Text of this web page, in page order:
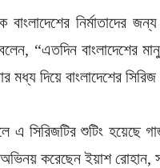
বলেন, “এতদিন
মধ্য দিয়ে বাংলাদেশের
এ সিরিজটির শুটিং হয়েছে
করেছেন ইয়াশ রোহান,